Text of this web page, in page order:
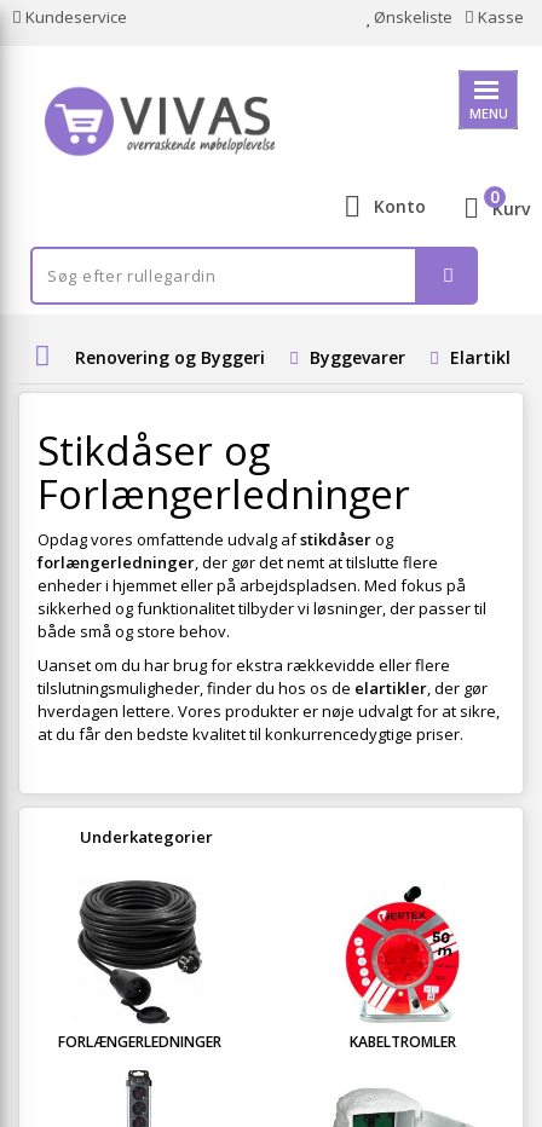
Kundeservice Ønskeliste Kasse
MENU
Konto Kurv
0
Renovering og Byggeri Byggevarer Elartikler
Stikdåser og
Forlængerledninger
Opdag vores omfattende udvalg afstikdåserog
forlængerledninger, der gør det nemt at tilslutte flere
enheder i hjemmet eller på arbejdspladsen. Med fokus på
sikkerhed og funktionalitet tilbyder vi løsninger, der passer til
både små og store behov.
Uanset om du har brug for ekstra rækkevidde eller flere
tilslutningsmuligheder, finder du hos os de elartikler, der gør
hverdagen lettere. Vores produkter er nøje udvalgt for at sikre,
at du får den bedste kvalitet til konkurrencedygtige priser.
Underkategorier
FORLÆNGERLEDNINGER KABELTROMLER